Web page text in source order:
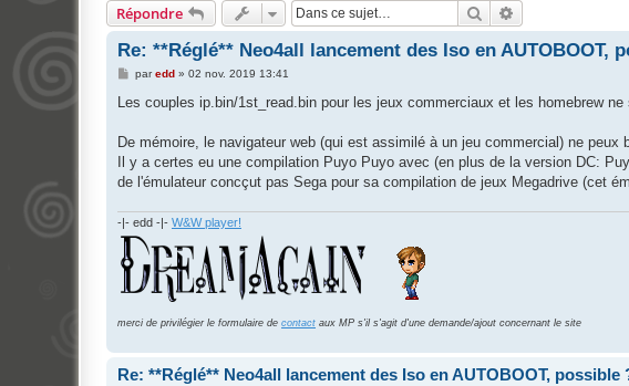
Répondre Rechercher
Re: **Réglé** Neo4all lancement des Iso en AUTOBOOT,
M
s
g
paredd» 02 nov. 2019 13:41
Les couples ip.bin/1st_read.bin pour les jeux commerciaux et les homebrew
De mémoire, le navigateur web (qui est assimilé à un jeu commercial) ne peux
Il y a certes eu une compilation Puyo Puyo avec (en plus de la version DC:
de l'émulateur concçut pas Sega pour sa compilation de jeux Megadrive (cet
-|- edd -|- W&W player!
merci de privilégier le formulaire de contact aux MP s'il s'agit d'une demande/ajout concernant le site
Re: **Réglé** Neo4all lancement des Iso en AUTOBOOT, possible